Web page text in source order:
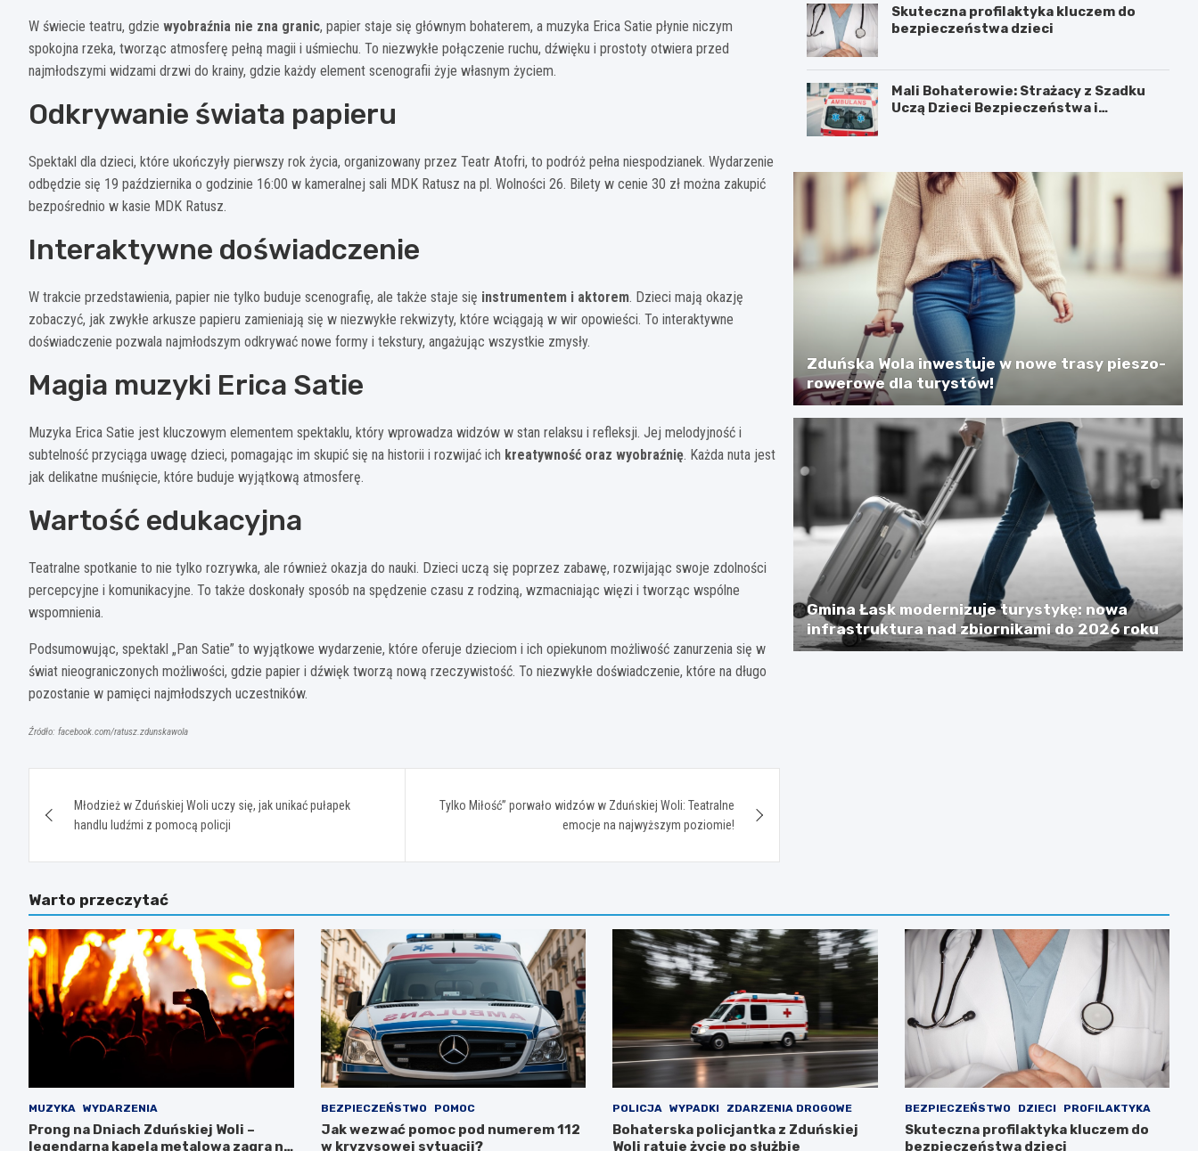
W świecie teatru, gdzie wyobraźnia nie zna granic, papier staje się głównym bohaterem, a muzyka Erica Satie płynie niczym
spokojna rzeka, tworząc atmosferę pełną magii i uśmiechu. To niezwykłe połączenie ruchu, dźwięku i prostoty otwiera przed
najmłodszymi widzami drzwi do krainy, gdzie każdy element scenografii żyje własnym życiem.
Odkrywanie świata papieru
Spektakl dla dzieci, które ukończyły pierwszy rok życia, organizowany przez Teatr Atofri, to podróż pełna niespodzianek. Wydarzenie
odbędzie się 19 października o godzinie 16:00 w kameralnej sali MDK Ratusz na pl. Wolności 26. Bilety w cenie 30 zł można zakupić
bezpośrednio w kasie MDK Ratusz.
Interaktywne doświadczenie
W trakcie przedstawienia, papier nie tylko buduje scenografię, ale także staje się instrumentem i aktorem. Dzieci mają okazję
zobaczyć, jak zwykłe arkusze papieru zamieniają się w niezwykłe rekwizyty, które wciągają w wir opowieści. To interaktywne
doświadczenie pozwala najmłodszym odkrywać nowe formy i tekstury, angażując wszystkie zmysły.
Magia muzyki Erica Satie
Muzyka Erica Satie jest kluczowym elementem spektaklu, który wprowadza widzów w stan relaksu i refleksji. Jej melodyjność i
subtelność przyciąga uwagę dzieci, pomagając im skupić się na historii i rozwijać ich kreatywność oraz wyobraźnię. Każda nuta jest
jak delikatne muśnięcie, które buduje wyjątkową atmosferę.
Wartość edukacyjna
Teatralne spotkanie to nie tylko rozrywka, ale również okazja do nauki. Dzieci uczą się poprzez zabawę, rozwijając swoje zdolności
percepcyjne i komunikacyjne. To także doskonały sposób na spędzenie czasu z rodziną, wzmacniając więzi i tworząc wspólne
wspomnienia.
Podsumowując, spektakl „Pan Satie” to wyjątkowe wydarzenie, które oferuje dzieciom i ich opiekunom możliwość zanurzenia się w
świat nieograniczonych możliwości, gdzie papier i dźwięk tworzą nową rzeczywistość. To niezwykłe doświadczenie, które na długo
pozostanie w pamięci najmłodszych uczestników.
Źródło: facebook.com/ratusz.zdunskawola
wpisuMłodzież w Zduńskiej Woli uczy się, jak unikać pułapek
handlu ludźmi z pomocą policji
Tylko Miłość” porwało widzów w Zduńskiej Woli: Teatralne
emocje na najwyższym poziomie!
Skuteczna profilaktyka kluczem do
bezpieczeństwa dzieci
Mali Bohaterowie: Strażacy z Szadku
Uczą Dzieci Bezpieczeństwa i
Zduńska Wola inwestuje w nowe trasy pieszo-
rowerowe dla turystów!
Gmina Łask modernizuje turystykę: nowa
infrastruktura nad zbiornikami do 2026 roku
Warto przeczytać
MUZYKA WYDARZENIA
Prong na Dniach Zduńskiej Woli –
legendarna kapela metalowa zagra na
BEZPIECZEŃSTWO POMOC
Jak wezwać pomoc pod numerem 112
w kryzysowej sytuacji?
POLICJA WYPADKI ZDARZENIA DROGOWE
Bohaterska policjantka z Zduńskiej
Woli ratuje życie po służbie
BEZPIECZEŃSTWO DZIECI PROFILAKTYKA
Skuteczna profilaktyka kluczem do
bezpieczeństwa dzieci